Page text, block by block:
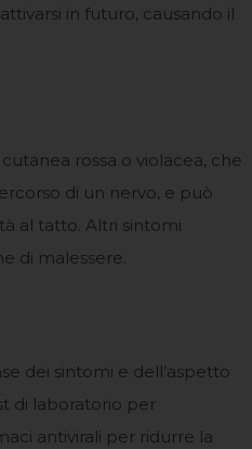
in futuro, causando il
rossa o violacea, che
di un nervo, e può
al tatto. Altri sintomi
di malessere.
dei sintomi e dell’aspetto
di laboratorio per
antivirali per ridurre la